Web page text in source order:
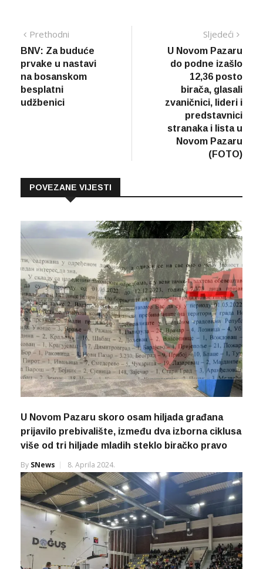
Navigacija
članaka
Prethodni
vijest
BNV: Za buduće
prvake u nastavi
na bosanskom
besplatni
udžbenici
Sljedeći
U Novom Pazaru
do podne izašlo
12,36 posto
birača, glasali
zvaničnici, lideri i
predstavnici
stranaka i lista u
Novom Pazaru
(FOTO)
POVEZANE VIJESTI
U Novom Pazaru skoro osam hiljada građana
prijavilo prebivalište, između dva izborna ciklusa
više od tri hiljade mladih steklo biračko pravo
By SNews 8. Aprila 2024.